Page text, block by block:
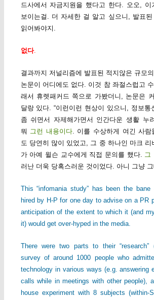
드사에서 자금지원을 했다고 한다. 오오, 이
보이는걸. 더 자세한 걸 알고 싶으니, 발표
읽어봐야지.
없다.
결과까지 저널리즘에 발표된 적지않은 규모
논문이 어디에도 없다. 이것 참 좌절스럽고
래서 휴렛패커드 쪽으로 가봤더니, 논문은
달랑 있다. “이런이런 현상이 있으니, 정보통
좀 쉬면서 자제해가면서 인간다운 생활 누
뭐 그런 내용이다. 이를 수상하게 여긴 사람
도 당연히 많이 있었고, 그 중 하나인 마크 리
가 아예 윌슨 교수에게 직접 문의를 했다. 그
러난 더욱 당혹스러운 것이었다. 아니 그냥
This “infomania study” has been the
hired by H-P for one day to advise on a PR
anticipation of the extent to which it (and
it) would get over-hyped in the media.
There were two parts to their “research”
survey of around 1000 people who
technology in various ways (e.g. answering
calls while in meetings with other people),
house experiment with 8 subjects (within-